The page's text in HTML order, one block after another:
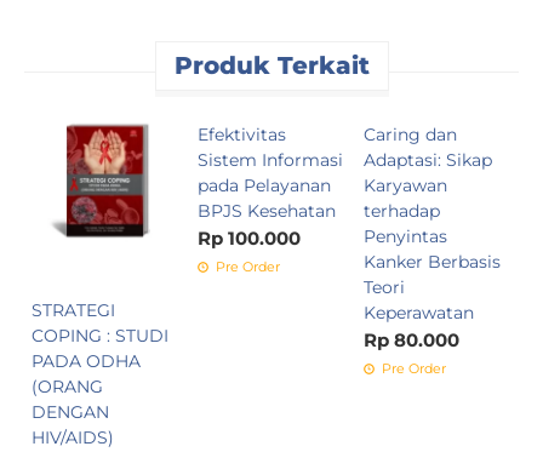
Produk Terkait
STRATEGI
COPING : STUDI
PADA ODHA
(ORANG
DENGAN
HIV/AIDS)
Efektivitas
Sistem Informasi
pada Pelayanan
BPJS Kesehatan
Rp 100.000
Pre Order
Caring dan
Adaptasi: Sikap
Karyawan
terhadap
Penyintas
Kanker Berbasis
Teori
Keperawatan
Rp 80.000
Pre Order